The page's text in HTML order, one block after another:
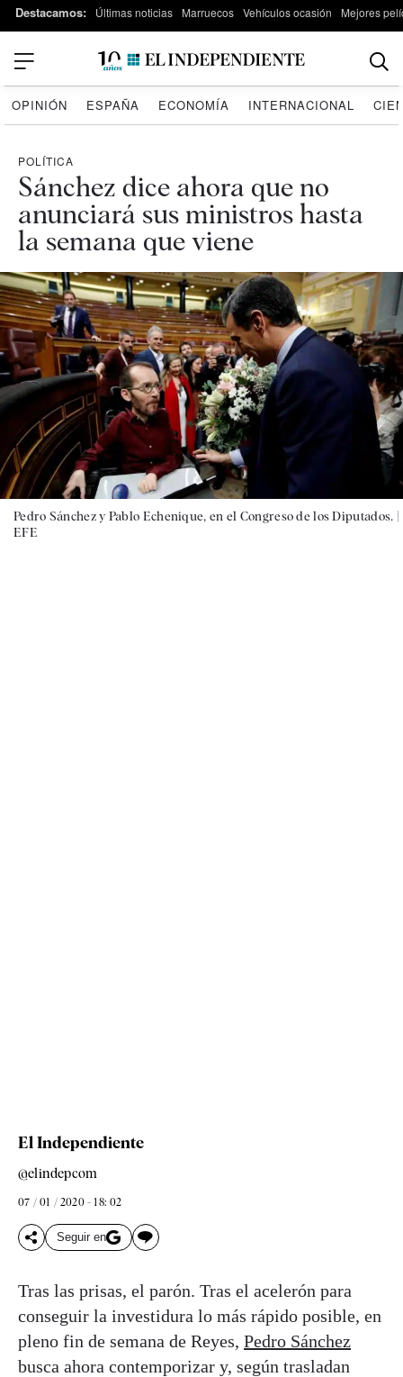
Destacamos: Últimas noticias Marruecos Vehículos ocasión Mejores
OPINIÓN ESPAÑA ECONOMÍA INTERNACIONAL
POLÍTICA
Sánchez dice ahora que no
anunciará sus ministros hasta
la semana que viene
Pedro Sánchez y Pablo Echenique, en el Congreso de los Diputados. |
EFE
El Independiente
@elindepcom
07 / 01 / 2020 - 18: 02
Seguir en
Tras las prisas, el parón. Tras el acelerón para
conseguir la investidura lo más rápido posible, en
pleno fin de semana de Reyes, Pedro Sánchez
busca ahora contemporizar y, según trasladan